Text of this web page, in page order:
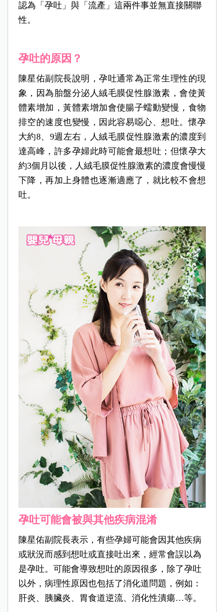
認為「孕吐」與「流產」這兩件事並無直接關聯
性。
孕吐的原因？
陳星佑副院長說明，孕吐通常為正常生理性的現
象，因為胎盤分泌人絨毛膜促性腺激素，會使黃
體素增加，黃體素增加會使腸子蠕動變慢，食物
排空的速度也變慢，因此容易噁心、想吐。懷孕
大約8、9週左右，人絨毛膜促性腺激素的濃度到
達高峰，許多孕婦此時可能會最想吐；但懷孕大
約3個月以後，人絨毛膜促性腺激素的濃度會慢慢
下降，再加上身體也逐漸適應了，就比較不會想
吐。
孕吐可能會被與其他疾病混淆
陳星佑副院長表示，有些孕婦可能會因其他疾病
或狀況而感到想吐或直接吐出來，經常會誤以為
是孕吐。可能會導致想吐的原因很多，除了孕吐
以外，病理性原因也包括了消化道問題，例如：
肝炎、胰臟炎、胃食道逆流、消化性潰瘍…等。